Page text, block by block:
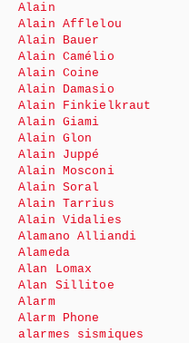
Alain
Alain Afflelou
Alain Bauer
Alain Camélio
Alain Coine
Alain Damasio
Alain Finkielkraut
Alain Giami
Alain Glon
Alain Juppé
Alain Mosconi
Alain Soral
Alain Tarrius
Alain Vidalies
Alamano Alliandi
Alameda
Alan Lomax
Alan Sillitoe
Alarm
Alarm Phone
alarmes sismiques